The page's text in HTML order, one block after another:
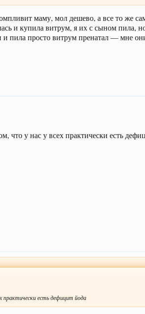
маму, мол дешево, а все то же
и купила витрум, я их с сыном пила,
и пила просто витрум пренатал — мне
что у нас у всех практически есть
практически есть дефицит йода